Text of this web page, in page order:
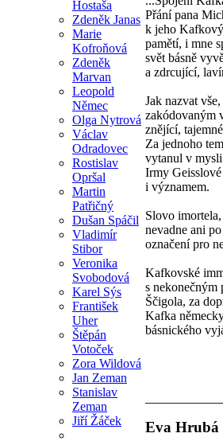
Hostaša
Zdeněk Janas
Marie
Kofroňová
Zdeněk
Marvan
Leopold
Němec
Olga Nytrová
Václav
Odradovec
Rostislav
Opršal
Martin
Patřičný
Dušan Spáčil
Vladimír
Stibor
Veronika
Svobodová
Karel Sýs
František
Uher
Štěpán
Votoček
Zora Wildová
Jan Zeman
Stanislav
Zeman
Jiří Žáček
Přání pana
k jeho
pamětí, i mne
svět básně
a zdrcující,
Jak nazvat
zakódovaným
znějící,
Za jednoho
vytanul v
Irmy
i významem.
Slovo
nevadne ani
označení pro
Kafkovské
s nekonečným
Ščigola, za
Kafka
básnického
Eva Hrubá